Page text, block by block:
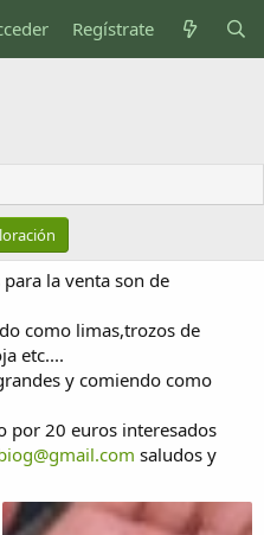
Regístrate
la venta son de
como limas,trozos de
etc....
y comiendo como
por 20 euros interesados
saludos y